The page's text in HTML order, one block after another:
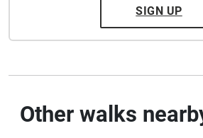
SIGN UP
Other walks